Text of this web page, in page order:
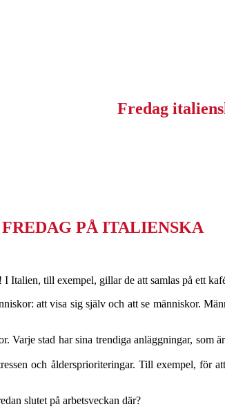
Fredag
FREDAG PÅ ITALIENSKA
Italien, till exempel, gillar de att samlas på ett
att visa sig själv och att se människor.
Varje stad har sina trendiga anläggningar, som
och åldersprioriteringar. Till exempel,
slutet på arbetsveckan där?